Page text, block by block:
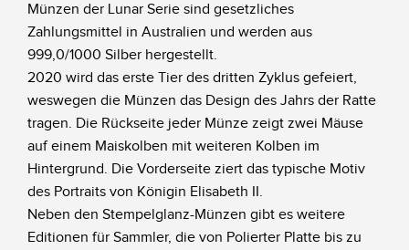
Münzen der Lunar Serie sind gesetzliches
Zahlungsmittel in Australien und werden aus
999,0/1000 Silber hergestellt.
2020 wird das erste Tier des dritten Zyklus gefeiert,
weswegen die Münzen das Design des Jahrs der Ratte
tragen. Die Rückseite jeder Münze zeigt zwei Mäuse
auf einem Maiskolben mit weiteren Kolben im
Hintergrund. Die Vorderseite ziert das typische Motiv
des Portraits von Königin Elisabeth II.
Neben den Stempelglanz-Münzen gibt es weitere
Editionen für Sammler, die von Polierter Platte bis zu